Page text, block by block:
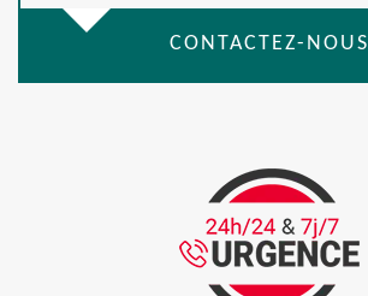
CONTACTEZ-NOUS